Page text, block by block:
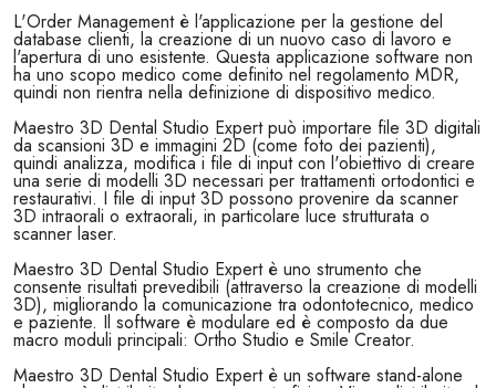
L'Order Management è l'applicazione per la gestione del
database clienti, la creazione di un nuovo caso di lavoro e
l'apertura di uno esistente. Questa applicazione software non
ha uno scopo medico come definito nel regolamento MDR,
quindi non rientra nella definizione di dispositivo medico.
Maestro 3D Dental Studio Expert può importare file 3D digitali
da scansioni 3D e immagini 2D (come foto dei pazienti),
quindi analizza, modifica i file di input con l'obiettivo di creare
una serie di modelli 3D necessari per trattamenti ortodontici e
restaurativi. I file di input 3D possono provenire da scanner
3D intraorali o extraorali, in particolare luce strutturata o
scanner laser.
Maestro 3D Dental Studio Expert è uno strumento che
consente risultati prevedibili (attraverso la creazione di modelli
3D), migliorando la comunicazione tra odontotecnico, medico
e paziente. Il software è modulare ed è composto da due
macro moduli principali: Ortho Studio e Smile Creator.
Maestro 3D Dental Studio Expert è un software stand-alone